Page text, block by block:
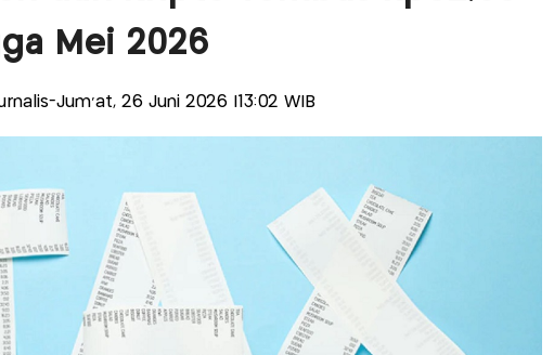
Mei 2026
Jum'at, 26 Juni 2026 |13:02 WIB